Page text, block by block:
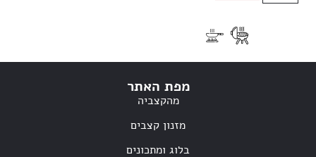
מפת האתר
מהקצביה
מזנון קצבים
בלוג ומתכונים